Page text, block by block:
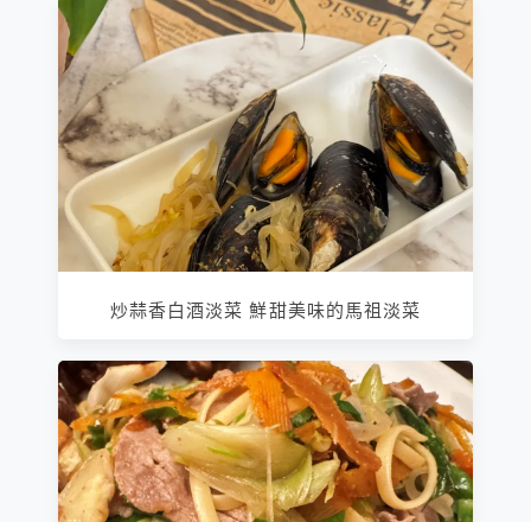
炒蒜香白酒淡菜 鮮甜美味的馬祖淡菜